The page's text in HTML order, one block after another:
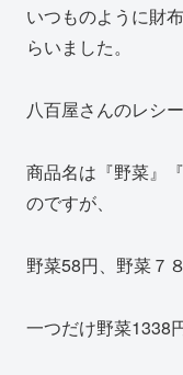
いつものように財
らいました。
八百屋さんのレシ
商品名は『野菜』
のですが、
野菜58円、野菜７
一つだけ野菜1338